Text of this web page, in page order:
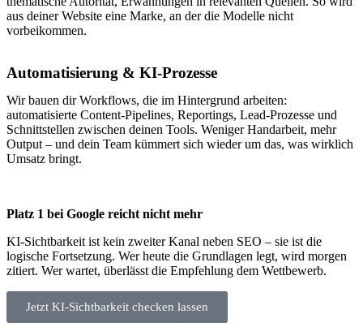
aus deiner Website eine Marke, an der die Modelle nicht
vorbeikommen.
Automatisierung & KI-Prozesse
Wir bauen dir Workflows, die im Hintergrund arbeiten:
automatisierte Content-Pipelines, Reportings, Lead-Prozesse und
Schnittstellen zwischen deinen Tools. Weniger Handarbeit, mehr
Output – und dein Team kümmert sich wieder um das, was wirklich
Umsatz bringt.
Platz 1 bei Google reicht nicht mehr
KI-Sichtbarkeit ist kein zweiter Kanal neben SEO – sie ist die
logische Fortsetzung. Wer heute die Grundlagen legt, wird morgen
zitiert. Wer wartet, überlässt die Empfehlung dem Wettbewerb.
Jetzt KI-Sichtbarkeit checken lassen